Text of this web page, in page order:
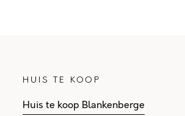
HUIS TE KOOP
Huis te koop Blankenberge